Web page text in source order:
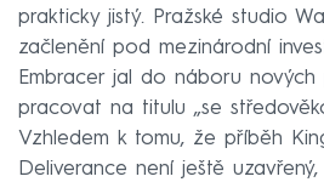
prakticky jistý. Pražské studio
začlenění pod mezinárodní
Embracer jal do náboru nových
pracovat na titulu „se
Vzhledem k tomu, že příběh
Deliverance není ještě